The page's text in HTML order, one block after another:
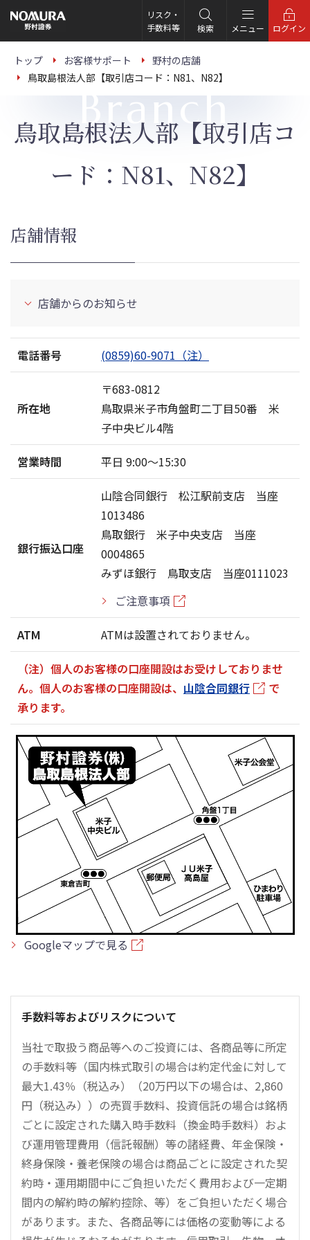
の
ー
リスク・
手数料等
検索 メニュー ログイン
トップ お客様サポート
野村の店舗
鳥取島根法人部【取引店コード：N81、N82】
Branch
鳥取島根法人部【取引店コ
ード：N81、N82】
店舗情報
店舗からのお知らせ
電話番号 (0859)60-9071（注）
所在地
〒683-0812
鳥取県米子市角盤町二丁目50番 米
子中央ビル4階
営業時間 平日 9:00〜15:30
銀行振込口座
山陰合同銀行 松江駅前支店 当座
1013486
鳥取銀行 米子中央支店 当座
0004865
みずほ銀行 鳥取支店 当座0111023
ご注意事項
ATM ATMは設置されておりません。
（注）個人のお客様の口座開設はお受けしておりませ
ん。個人のお客様の口座開設は、 山陰合同銀行
で
承ります。
Googleマップで見る
手数料等およびリスクについて
当社で取扱う商品等へのご投資には、各商品等に所定
の手数料等（国内株式取引の場合は約定代金に対して
最大1.43％（税込み）（20万円以下の場合は、2,860
円（税込み））の売買手数料、投資信託の場合は銘柄
ごとに設定された購入時手数料（換金時手数料）およ
び運用管理費用（信託報酬）等の諸経費、年金保険・
終身保険・養老保険の場合は商品ごとに設定された契
約時・運用期間中にご負担いただく費用および一定期
間内の解約時の解約控除、等）をご負担いただく場合
があります。また、各商品等には価格の変動等による